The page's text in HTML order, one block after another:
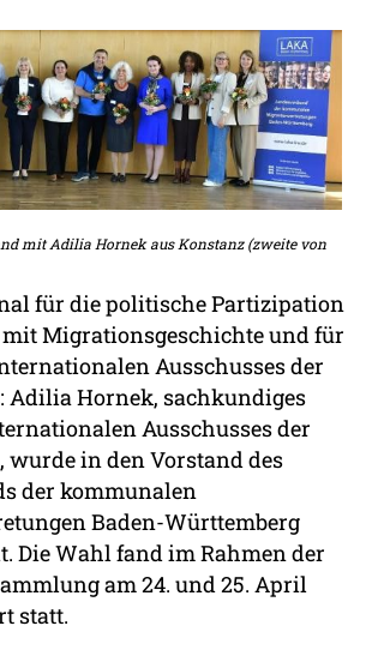
mit Adilia Hornek aus Konstanz (zweite von
für die politische Partizipation
Migrationsgeschichte und für
Ausschusses der
Adilia Hornek, sachkundiges
Ausschusses der
wurde in den Vorstand des
der kommunalen
Baden-Württemberg
Die Wahl fand im Rahmen der
am 24. und 25. April
statt.